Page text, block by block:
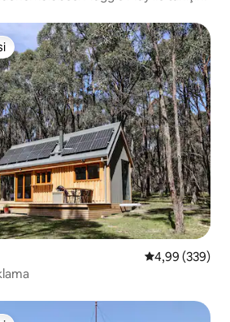
en beğenilenler arasında
5 üzerinden
4,99 (339)